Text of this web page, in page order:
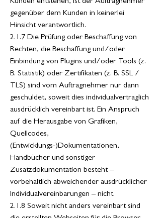
gegenüber dem Kunden in keinerlei
Hinsicht verantwortlich.
2.1.7 Die Prüfung oder Beschaffung von
Rechten, die Beschaffung und/oder
Einbindung von Plugins und/oder Tools (z.
B. Statistik) oder Zertifikaten (z. B. SSL /
TLS) sind vom Auftragnehmer nur dann
geschuldet, soweit dies individualvertraglich
ausdrücklich vereinbart ist. Ein Anspruch
auf die Herausgabe von Grafiken,
Quellcodes,
(Entwicklungs-)Dokumentationen,
Handbücher und sonstiger
Zusatzdokumentation besteht –
vorbehaltlich abweichender ausdrücklicher
Individualvereinbarungen – nicht.
2.1.8 Soweit nicht anders vereinbart sind